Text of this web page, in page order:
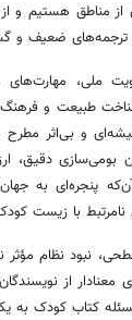
از مناطق هستیم و
ترجمه‌های ضعیف و
ملی، مهارت‌های
طبیعت و فرهنگ
و بی‌اثر
دقیق،
پنجره‌ای به
با زیست
نبود نظام
معنادار از
کتاب کودک به